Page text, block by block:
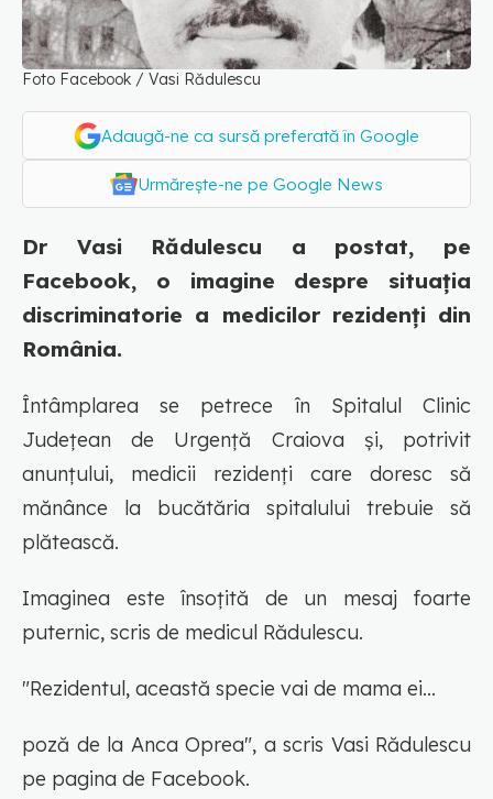
Foto Facebook / Vasi Rădulescu
Adaugă-ne ca sursă preferată în Google
Urmărește-ne pe Google News
Dr Vasi Rădulescu a postat, pe
Facebook, o imagine despre situația
discriminatorie a medicilor rezidenți din
România.
Întâmplarea se petrece în Spitalul Clinic
Județean de Urgență Craiova și, potrivit
anunțului, medicii rezidenți care doresc să
mănânce la bucătăria spitalului trebuie să
plătească.
Imaginea este însoțită de un mesaj foarte
puternic, scris de medicul Rădulescu.
"Rezidentul, această specie vai de mama ei...
poză de la Anca Oprea", a scris Vasi Rădulescu
pe pagina de Facebook.